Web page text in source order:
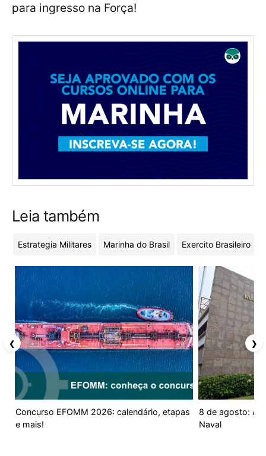
para ingresso na Força!
Leia também
Estrategia Militares Marinha do Brasil Exercito Brasileiro
Concurso EFOMM 2026: calendário, etapas
e mais!
8 de agosto:
Naval
❮ ❯